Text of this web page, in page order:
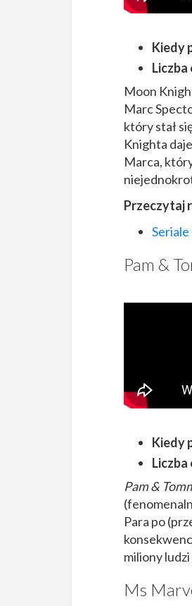
Kiedy
Moon
Marc
który stał
Knighta
Marca,
Przeczytaj
Pam &
Kiedy
Pam &
Para po
miliony ludzi
Ms